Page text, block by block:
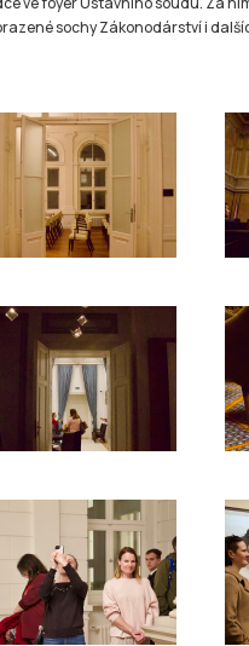
sochy Zákonodárství i